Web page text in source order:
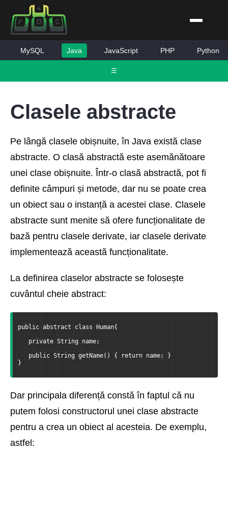
☰
MySQL Java JavaScript PHP Python
Clasele abstracte
Pe lângă clasele obișnuite, în Java există clase
abstracte. O clasă abstractă este asemănătoare
unei clase obișnuite. Într-o clasă abstractă, pot fi
definite câmpuri și metode, dar nu se poate crea
un obiect sau o instanță a acestei clase. Clasele
abstracte sunt menite să ofere funcționalitate de
bază pentru clasele derivate, iar clasele derivate
implementează această funcționalitate.
La definirea claselor abstracte se folosește
cuvântul cheie abstract:
public abstract class Human{
private String name;
public String getName() { return name; }
}
Dar principala diferență constă în faptul că nu
putem folosi constructorul unei clase abstracte
pentru a crea un obiect al acesteia. De exemplu,
astfel: